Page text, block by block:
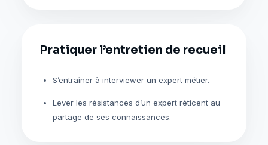
Pratiquer l’entretien de recueil
S’entraîner à interviewer un expert métier.
Lever les résistances d’un expert réticent au
partage de ses connaissances.